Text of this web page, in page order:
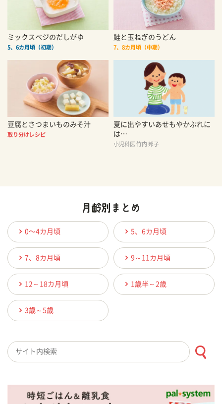
ミックスベジのだしがゆ
5、6カ月頃（初期）
鮭と玉ねぎのうどん
7、8カ月頃（中期）
豆腐とさつまいものみそ汁
取り分けレシピ
夏に出やすいあせもやかぶれに
は…
小児科医 竹内 邦子
0〜4カ月頃 5、6カ月頃
7、8カ月頃 9～11カ月頃
12～18カ月頃 1歳半～2歳
3歳～5歳
検索キーワード入力